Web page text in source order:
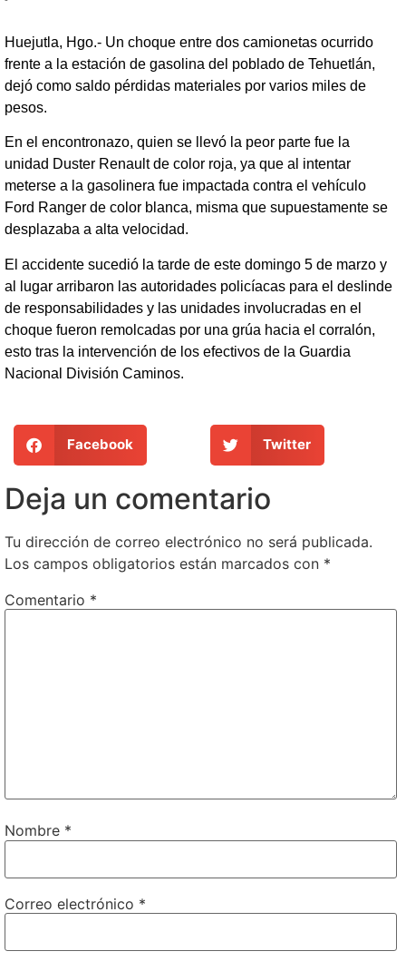
Huejutla, Hgo.- Un choque entre dos camionetas ocurrido
frente a la estación de gasolina del poblado de Tehuetlán,
dejó como saldo pérdidas materiales por varios miles de
pesos.
En el encontronazo, quien se llevó la peor parte fue la
unidad Duster Renault de color roja, ya que al intentar
meterse a la gasolinera fue impactada contra el vehículo
Ford Ranger de color blanca, misma que supuestamente se
desplazaba a alta velocidad.
El accidente sucedió la tarde de este domingo 5 de marzo y
al lugar arribaron las autoridades policíacas para el deslinde
de responsabilidades y las unidades involucradas en el
choque fueron remolcadas por una grúa hacia el corralón,
esto tras la intervención de los efectivos de la Guardia
Nacional División Caminos.
Facebook Twitter
Deja un comentario
Tu dirección de correo electrónico no será publicada.
Los campos obligatorios están marcados con *
Comentario *
Nombre *
Correo electrónico *